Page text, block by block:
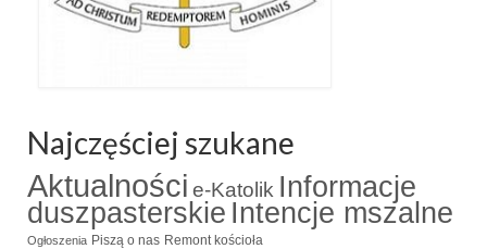
Remont kościoła
Triduum Św. St. Kostka 2018
Narodowy Dzień Pamięci “Żołnierzy
Wyklętych” 2018
Najczęściej szukane
Aktualności e-Katolik Informacje
duszpasterskie Intencje mszalne
Ogłoszenia Piszą o nas Remont kościoła